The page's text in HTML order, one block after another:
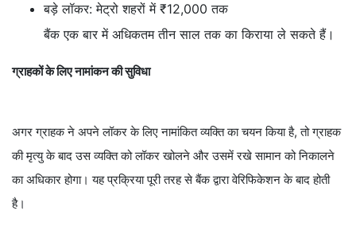
बड़े लॉकर: मेट्रो शहरों में ₹12,000 तक
बैंक एक बार में अधिकतम तीन साल तक का किराया ले सकते हैं।
ग्राहकों के लिए नामांकन की सुविधा
अगर ग्राहक ने अपने लॉकर के लिए नामांकित व्यक्ति का चयन किया है, तो ग्राहक
की मृत्यु के बाद उस व्यक्ति को लॉकर खोलने और उसमें रखे सामान को निकालने
का अधिकार होगा। यह प्रक्रिया पूरी तरह से बैंक द्वारा वेरिफिकेशन के बाद होती
है।